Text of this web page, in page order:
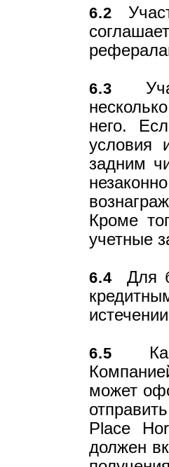
6.2
6.3
него.
условия
задним
Кроме
учетные
6.4 Для
6.5 Как
может
Place
должен